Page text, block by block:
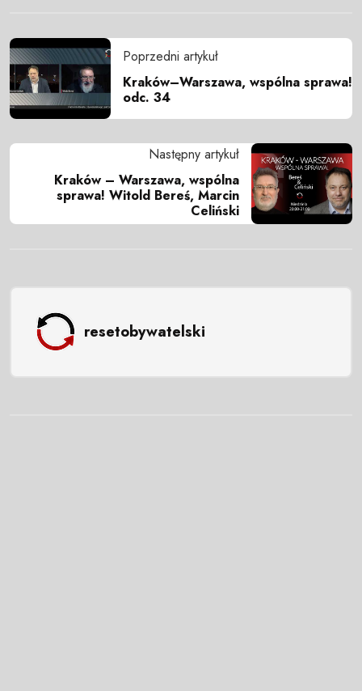
Poprzedni artykuł
Kraków–Warszawa, wspólna sprawa!
odc. 34
Następny artykuł
Kraków – Warszawa, wspólna
sprawa! Witold Bereś, Marcin
Celiński
resetobywatelski